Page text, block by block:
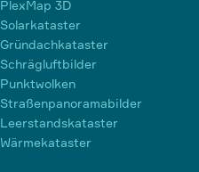
PlexMap 3D
Solarkataster
Gründachkataster
Schrägluftbilder
Punktwolken
Straßenpanoramabilder
Leerstandskataster
Wärmekataster